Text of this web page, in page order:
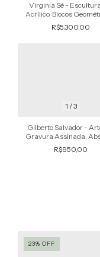
Virginia Sé -
Acrílico, Blocos
Assinada, Abstrata
R$5.300,00
1 /3
Gilberto Salvador -
Gravura Assinada,
R$950,00
23% OFF